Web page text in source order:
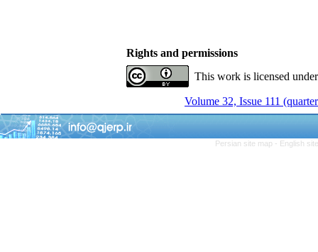
Rights and permissions
This work is licensed
Volume 32, Issue 111
Persian site map - English